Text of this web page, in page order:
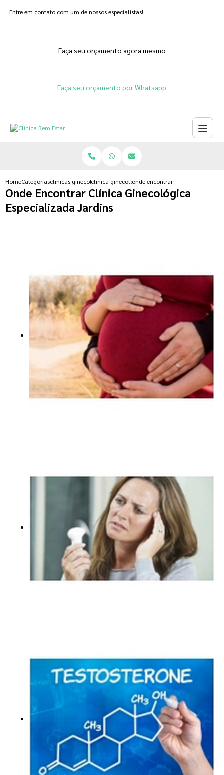
Entre em contato com um de nossos especialistas!
Faça seu orçamento agora mesmo
Faça seu orçamento por Whatsapp
HomeCategoriasclinicas ginecologicasclinica ginecologica para fertilizacao in vitro
onde encontrar clinica
Onde Encontrar Clínica Ginecológica
Especializada Jardins